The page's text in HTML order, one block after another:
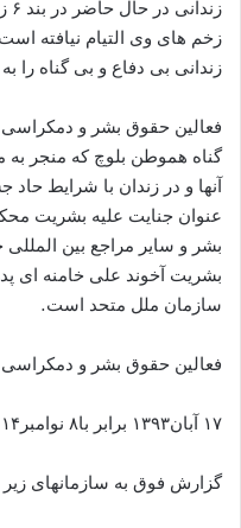
زخم های وی التیام نیافته
زندانی بی دفاع و بی گناه را
فعالین حقوق بشر و دمکراسی
گناه هموطن بلوچ که منجر
آنها و در زندان با شرایط
عنوان جنایت علیه بشریت
بشر و سایر مراجع بین المللی
بشریت آخوند علی خامنه ای
سازمان ملل متحد است.
فعالین حقوق بشر و دمکراسی
۱۷ آبان۱۳۹۳ برابر با۸ نوامبر۲۰۱۴
گزارش فوق به سازمانهای زیر